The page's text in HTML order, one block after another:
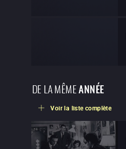
DE LA MÊMEANNÉE
Voir la liste complète